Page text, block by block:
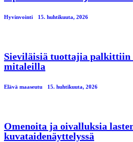
Hyvinvointi 15. huhtikuuta, 2026
Sieviläisiä tuottajia
mitaleilla
Elävä maaseutu 15. huhtikuuta, 2026
Omenoita ja oivalluksia
kuvataidenäyttelyssä